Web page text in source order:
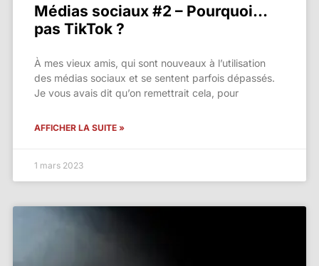
Médias sociaux #2 – Pourquoi…
pas TikTok ?
À mes vieux amis, qui sont nouveaux à l’utilisation
des médias sociaux et se sentent parfois dépassés.
Je vous avais dit qu’on remettrait cela, pour
AFFICHER LA SUITE »
1 mars 2023